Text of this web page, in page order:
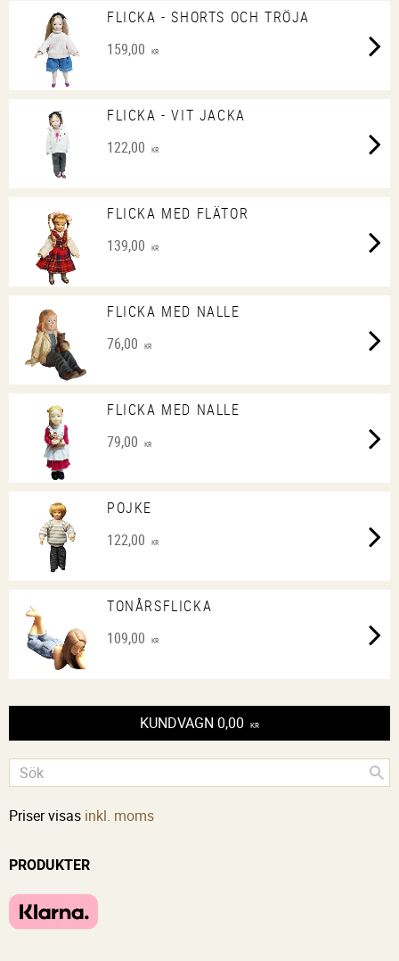
FLICKA - SHORTS OCH TRÖJA
159,00
KR
FLICKA - VIT JACKA
122,00
KR
FLICKA MED FLÄTOR
139,00
KR
FLICKA MED NALLE
76,00
KR
FLICKA MED NALLE
79,00
KR
POJKE
122,00
KR
TONÅRSFLICKA
109,00
KR
KUNDVAGN 0,00 KR
Priser visas inkl. moms
PRODUKTER